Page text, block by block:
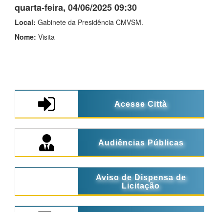
quarta-feira, 04/06/2025 09:30
Local: Gabinete da Presidência CMVSM.
Nome: Visita
Acesse Città
Audiências Públicas
Aviso de Dispensa de
Licitação